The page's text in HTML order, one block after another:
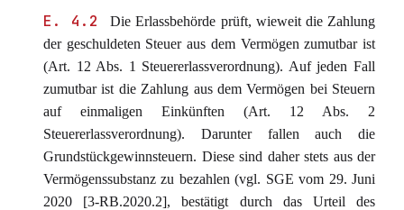
E. 4.2
Die Erlassbehörde prüft, wieweit die Zahlung
der geschuldeten Steuer aus dem Vermögen zumutbar ist
(Art. 12 Abs. 1 Steuererlassverordnung). Auf jeden Fall
zumutbar ist die Zahlung aus dem Vermögen bei Steuern
auf einmaligen Einkünften (Art. 12 Abs. 2
Steuererlassverordnung). Darunter fallen auch die
Grundstückgewinnsteuern. Diese sind daher stets aus der
Vermögenssubstanz zu bezahlen (vgl. SGE vom 29. Juni
2020 [3-RB.2020.2], bestätigt durch das Urteil des